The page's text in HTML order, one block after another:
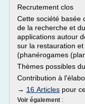
Recrutement clos
Cette société basée
de la recherche et
applications autour
sur la restauration
(phanérogames
Thèmes possibles
Contribution à
→ 16 Articles pour
Voir également :